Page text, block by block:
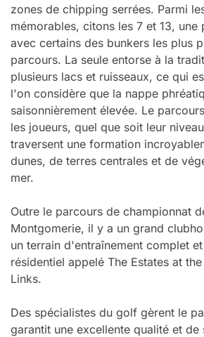
zones de chipping serrées. Parmi
mémorables, citons les 7 et 13, une
avec certains des bunkers les plus
parcours. La seule entorse à la
plusieurs lacs et ruisseaux, ce qui
l'on considère que la nappe
saisonnièrement élevée. Le
les joueurs, quel que soit leur
traversent une formation
dunes, de terres centrales et de
mer.
Outre le parcours de championnat
Montgomerie, il y a un grand
un terrain d'entraînement complet
résidentiel appelé The Estates at
Links.
Des spécialistes du golf gèrent le
garantit une excellente qualité et de